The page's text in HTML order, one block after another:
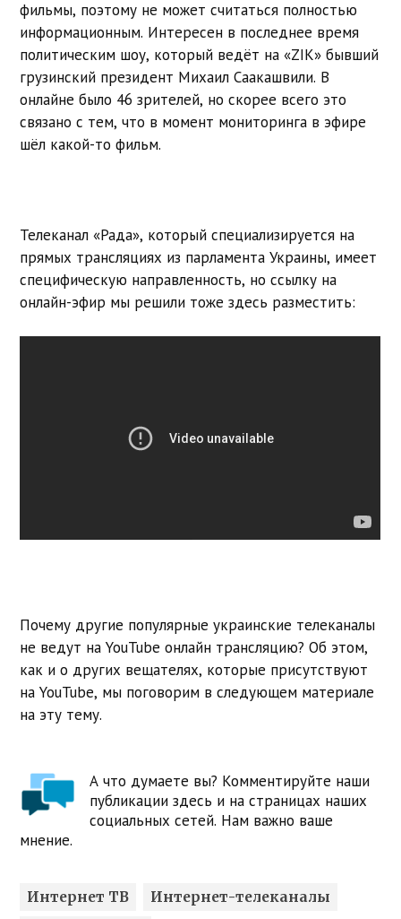
фильмы, поэтому не может считаться полностью
информационным. Интересен в последнее время
политическим шоу, который ведёт на «ZIK» бывший
грузинский президент Михаил Саакашвили. В
онлайне было 46 зрителей, но скорее всего это
связано с тем, что в момент мониторинга в эфире
шёл какой-то фильм.
Телеканал «Рада», который специализируется на
прямых трансляциях из парламента Украины, имеет
специфическую направленность, но ссылку на
онлайн-эфир мы решили тоже здесь разместить:
Почему другие популярные украинские телеканалы
не ведут на YouTube онлайн трансляцию? Об этом,
как и о других вещателях, которые присутствуют
на YouTube, мы поговорим в следующем материале
на эту тему.
А что думаете вы? Комментируйте наши
публикации здесь и на страницах наших
социальных сетей. Нам важно ваше
мнение.
Интернет ТВ Интернет-телеканалы